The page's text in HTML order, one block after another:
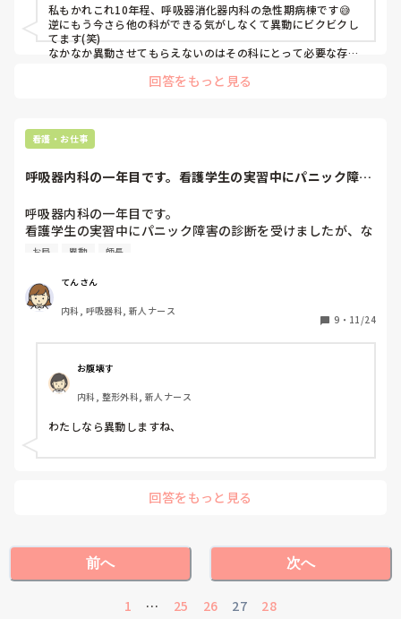
私もかれこれ10年程、呼吸器消化器内科の急性期病棟です😅
逆にもう今さら他の科ができる気がしなくて異動にビクビクし
てます(笑)
なかなか異動させてもらえないのはその科にとって必要な存在
回答をもっと見る
看護・お仕事
呼吸器内科の一年目です。看護学生の実習中にパニック障害
呼吸器内科の一年目です。
看護学生の実習中にパニック障害の診断を受けましたが、な
んとかカウンセリングや内服でコントロールしてきました。
症状も半年ほど出ることなく過ぎ、治ったかな？と思った矢
先に、神経質なお局副師長さんからの指導の時に発作が出て
しまい、屯用の内服ではコントロール出来ないくらいになっ
正直、風通しのいい職場ではないのでその副師長さんは変わ
らないと思うのですが、この場合は私が異動や退職するのが
解決策ですかね…😢？
呼吸器内科自体はやりたくて進んだところなので続けたいの
勤務が不安で眠れません…。
お局 異動 師長
てんさん
内科, 呼吸器科, 新人ナース
9 ・ 11/24
お腹壊す
内科, 整形外科, 新人ナース
わたしなら異動しますね、
回答をもっと見る
前へ
1 … 25 26 27 28
次へ